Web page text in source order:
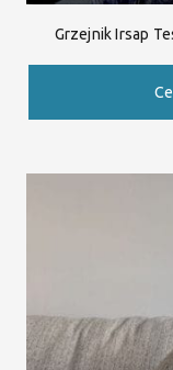
Grzejnik Irsap